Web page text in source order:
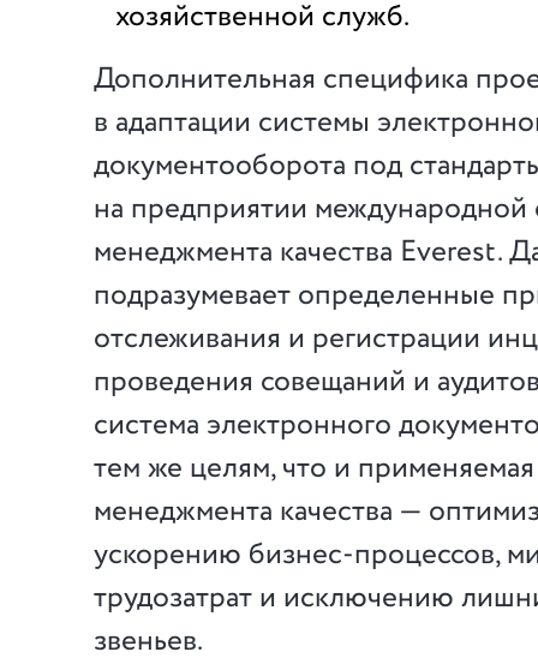
хозяйственной служб.
Дополнительная специфика
в адаптации системы
документооборота под
на предприятии международной
менеджмента качества Everest.
подразумевает определенные
отслеживания и регистрации
проведения совещаний и
система электронного
тем же целям, что и
менеджмента качества —
ускорению бизнес-процессов,
трудозатрат и исключению
звеньев.